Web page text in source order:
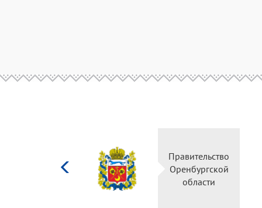
Правительство
Оренбургской
области